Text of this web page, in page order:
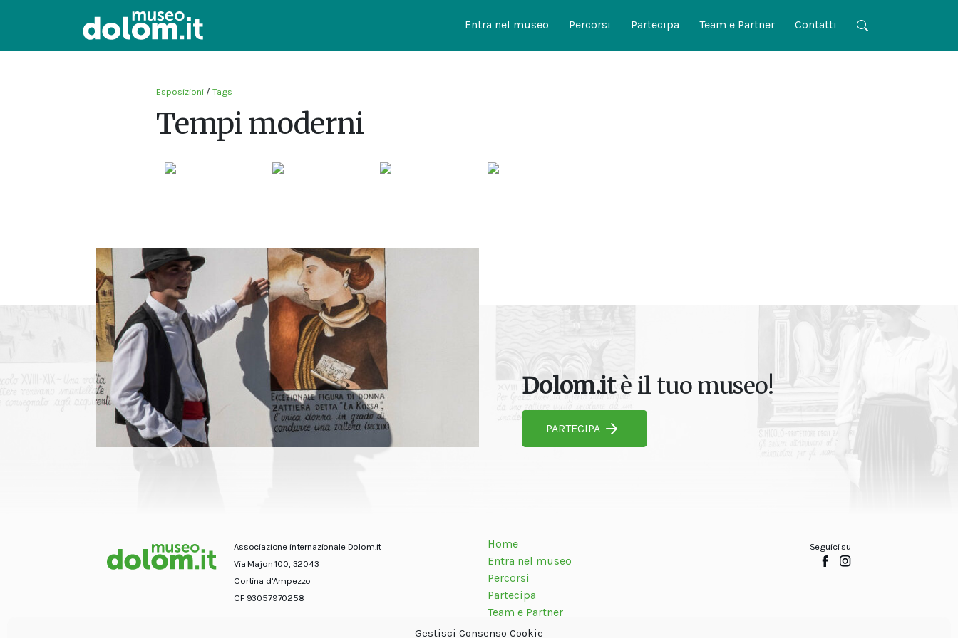
Gestisci Consenso Cookie
Entra nel museo Percorsi Partecipa Team e Partner Contatti
Esposizioni / Tags
Tempi moderni
Dolom.itè il tuo museo!
PARTECIPA
Associazione internazionale Dolom.it
Via Majon 100, 32043
Cortina d’Ampezzo
CF 93057970258
Home
Entra nel museo
Percorsi
Partecipa
Team e Partner
Contatti
Seguici su